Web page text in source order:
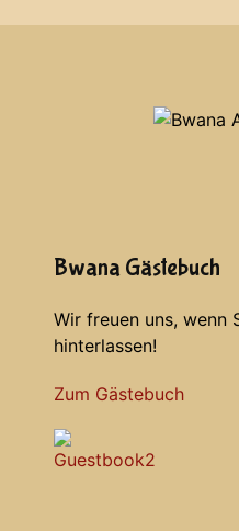
Bwana Gästebuch
Wir freuen uns, wenn
hinterlassen!
Zum Gästebuch